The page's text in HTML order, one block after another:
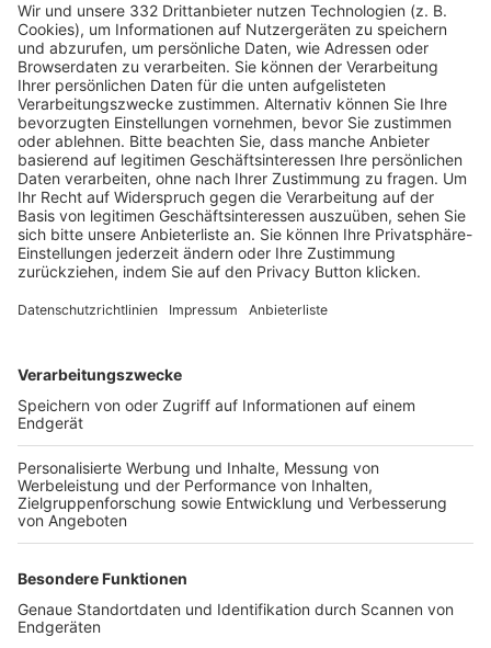
HÄUFIG BESUCHTE SEITEN
Pässe und Vereinswechsel
Trainerausbildung
Schulungsangebot Vereinsmitarbeiter
BFV-Geschäftsstellen
Trainerbörse
Login SpielPlus
FOLGE DEM BFV
TOP-VEREINE
TOP-PARTNER